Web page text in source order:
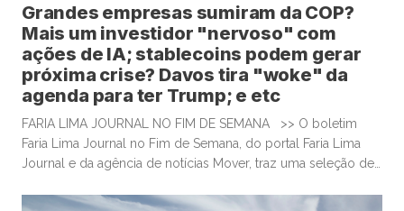
Grandes empresas sumiram da COP?
Mais um investidor "nervoso" com
ações de IA; stablecoins podem gerar
próxima crise? Davos tira "woke" da
agenda para ter Trump; e etc
FARIA LIMA JOURNAL NO FIM DE SEMANA >> O boletim
Faria Lima Journal no Fim de Semana, do portal Faria Lima
Journal e da agência de notícias Mover, traz uma seleção de
algum tempo no sábado e domingo para leituras mais